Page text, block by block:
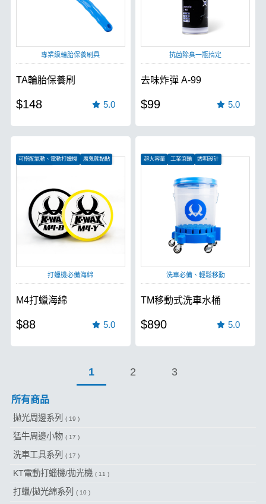
專業級輪胎保養刷具
TA輪胎保養刷
$148 5.0
抗菌除臭一瓶搞定
去味炸彈 A-99
$99 5.0
可搭配氣動、電動打蠟機
魔鬼氈黏貼
打蠟機必備海綿
M4打蠟海綿
$88 5.0
超大容量 工業滾輪 透明設計
洗車必備、輕鬆移動
TM移動式洗車水桶
$890 5.0
1 2 3
所有商品
拋光周邊系列 ( 19 )
猛牛周邊小物 ( 17 )
洗車工具系列 ( 17 )
KT電動打蠟機/拋光機 ( 11 )
打蠟/拋光綿系列 ( 10 )